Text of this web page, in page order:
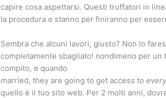
capire cosa aspettarsi. Questi truffatori in
la procedura e stanno per finiranno per
Sembra che alcuni lavori, giusto? Non lo
completamente sbagliato! nondimeno per
compito, e quando
married, they are going to get access to
quello è il tuo sito web. Per 2 molti anni,